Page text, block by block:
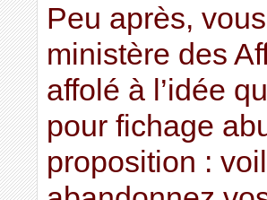
Peu après,
ministère des
affolé à l’idée
pour fichage
proposition :